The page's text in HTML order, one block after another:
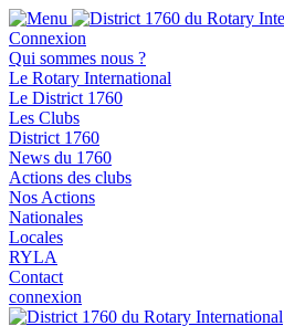
Connexion
Qui sommes nous ?
Le Rotary International
Le District 1760
Les Clubs
District 1760
News du 1760
Actions des clubs
Nos Actions
Nationales
Locales
RYLA
Contact
connexion